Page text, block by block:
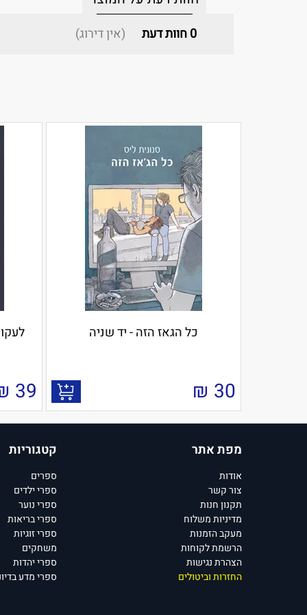
0חוות דעת (אין דירוג)
כל הגאז הזה - יד שניה
30
₪
39
מפת אתר
אודות
צור קשר
תקנון חנות
מדיניות משלוח
מעקב הזמנות
הרשמת לקוחות
הצהרת נגישות
החזרות וביטולים
קטגוריות
ספרים
ספרי ילדים
ספרי נוער
ספרי בריאות
ספרי זוגיות
משחקים
ספרי יהדות
ספרי מדע